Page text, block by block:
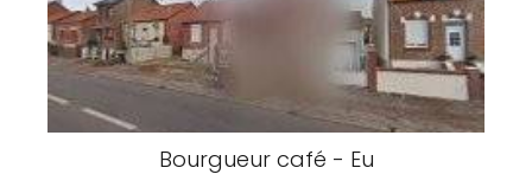
Bourgueur café - Eu